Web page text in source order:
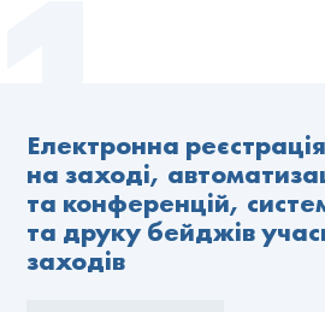
Електронна
на заході,
та конференцій,
та друку бейджів
заходів